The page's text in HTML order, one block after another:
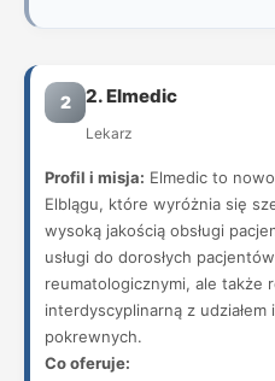
2 2. Elmedic
Lekarz
Profil i misja: Elmedic to
Elblągu, które wyróżnia się
wysoką jakością obsługi
usługi do dorosłych
reumatologicznymi, ale także
interdyscyplinarną z
pokrewnych.
Co oferuje: